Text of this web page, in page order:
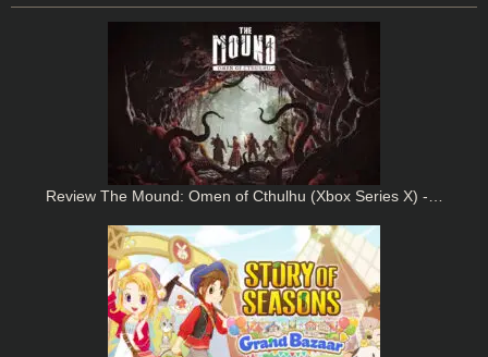
Review The Mound: Omen of Cthulhu (Xbox Series X) -…